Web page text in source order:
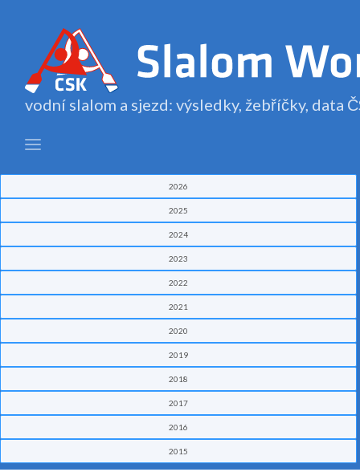
vodní slalom a sjezd: výsledky, žebříčky, data
2026
2025
2024
2023
2022
2021
2020
2019
2018
2017
2016
2015